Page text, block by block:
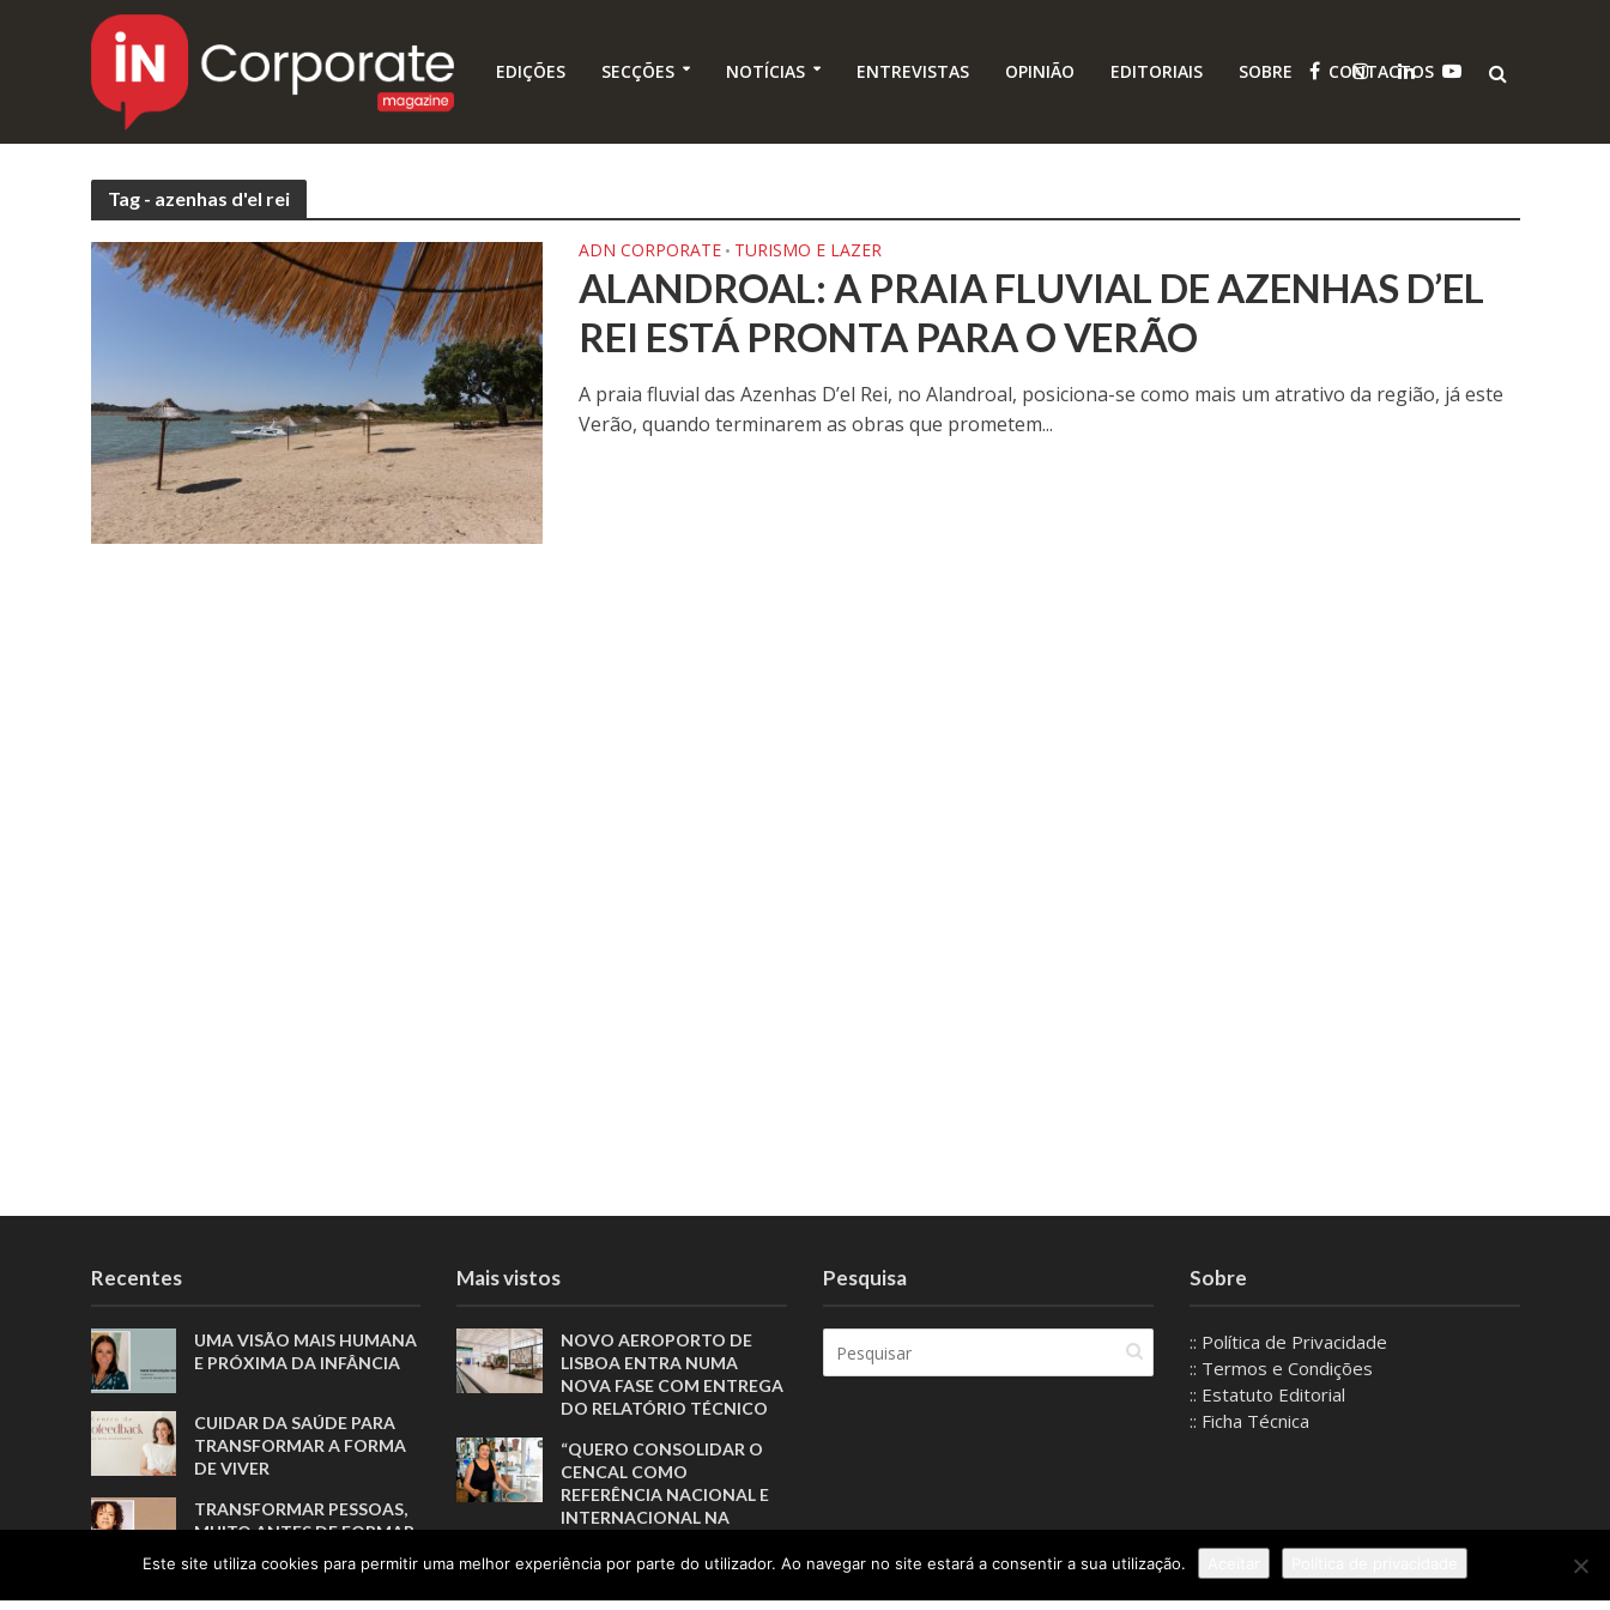
EDIÇÕES SECÇÕES NOTÍCIAS ENTREVISTAS OPINIÃO EDITORIAIS SOBRE CONTACTOS
Tag - azenhas d'el rei
ADN CORPORATE • TURISMO E LAZER
ALANDROAL: A PRAIA FLUVIAL DE AZENHAS D’EL
REI ESTÁ PRONTA PARA O VERÃO
A praia fluvial das Azenhas D’el Rei, no Alandroal, posiciona-se como mais um atrativo da região, já este
Verão, quando terminarem as obras que prometem...
Recentes
UMA VISÃO MAIS HUMANA
E PRÓXIMA DA INFÂNCIA
CUIDAR DA SAÚDE PARA
TRANSFORMAR A FORMA
DE VIVER
TRANSFORMAR PESSOAS,
MUITO ANTES DE FORMAR
ATLETAS
Mais vistos
NOVO AEROPORTO DE
LISBOA ENTRA NUMA
NOVA FASE COM ENTREGA
DO RELATÓRIO TÉCNICO
“QUERO CONSOLIDAR O
CENCAL COMO
REFERÊNCIA NACIONAL E
INTERNACIONAL NA
CERÂMICA E O VIDRO”
O FUTURO DO DESPORTO
Pesquisa Sobre
:: Política de Privacidade
:: Termos e Condições
:: Estatuto Editorial
:: Ficha Técnica
Este site utiliza cookies para permitir uma melhor experiência por parte do utilizador. Ao navegar no site estará a consentir a sua utilização.